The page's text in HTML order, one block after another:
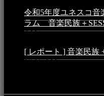
令和5年度ユネスコ
ラム 音楽民族＋
AM
[ レポート ] 音楽民族
10:16 AM